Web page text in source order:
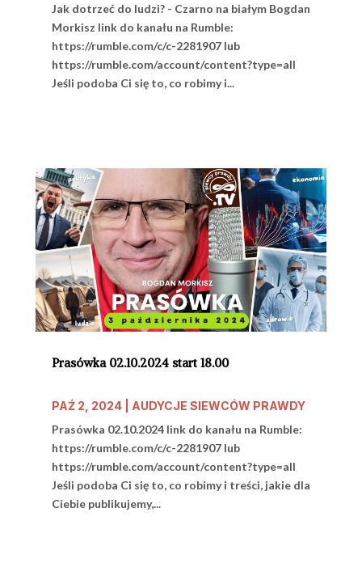
Jak dotrzeć do ludzi? - Czarno na białym Bogdan
Morkisz link do kanału na Rumble:
https://rumble.com/c/c-2281907 lub
https://rumble.com/account/content?type=all
Jeśli podoba Ci się to, co robimy i...
Prasówka 02.10.2024 start 18.00
PAŹ 2, 2024| AUDYCJE SIEWCÓW PRAWDY
Prasówka 02.10.2024 link do kanału na Rumble:
https://rumble.com/c/c-2281907 lub
https://rumble.com/account/content?type=all
Jeśli podoba Ci się to, co robimy i treści, jakie dla
Ciebie publikujemy,...